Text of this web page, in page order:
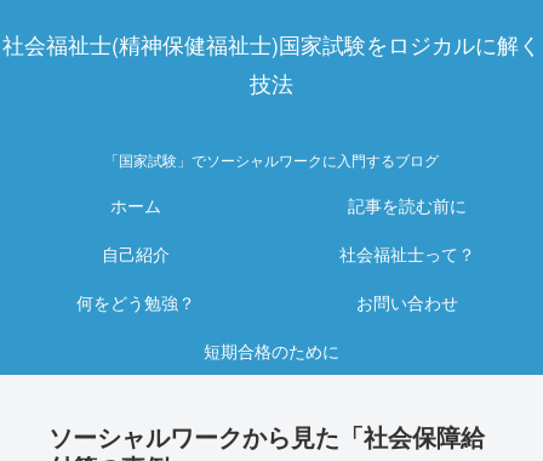
社会福祉士(精神保健福祉士)国家試験をロジカルに解く
技法
「国家試験」でソーシャルワークに入門するブログ
ホーム
記事を読む前に
自己紹介
社会福祉士って？
何をどう勉強？
お問い合わせ
短期合格のために
ソーシャルワークから見た「社会保障給